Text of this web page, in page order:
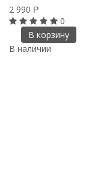
2 990 Р
0
В корзину
В наличии